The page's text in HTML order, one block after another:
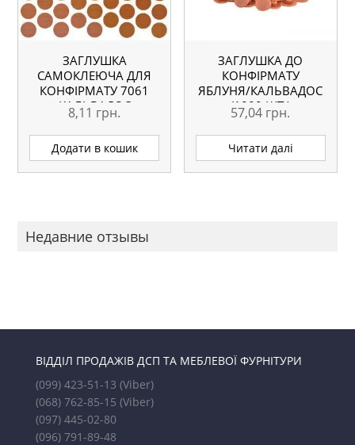
ЗАГЛУШКА
САМОКЛЕЮЧА ДЛЯ
КОНФІРМАТУ 7061
КАЛЬВАДОС
8,11 грн.
Додати в кошик
ЗАГЛУШКА ДО
КОНФІРМАТУ
ЯБЛУНЯ/КАЛЬВАДОС
(1000 ШТ.)
57,04 грн.
Читати далі
Недавние отзывы
ВІДДІЛ ПРОДАЖІВ ДСП ТА МЕБЛЕВОЇ ФУРНІТУРИ
(099) 423-51-13 (Viber)
(068) 762-85-15 (Viber)
(097) 445-02-80
(096) 791-89-48